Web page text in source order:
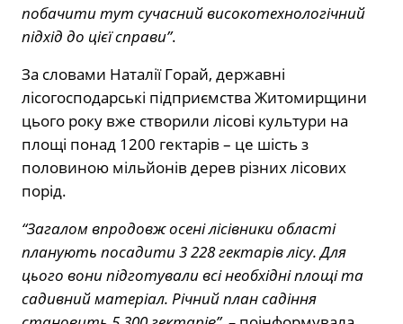
побачити тут сучасний високотехнологічний
підхід до цієї справи”.
За словами Наталії Горай, державні
лісогосподарські підприємства Житомирщини
цього року вже створили лісові культури на
площі понад 1200 гектарів – це шість з
половиною мільйонів дерев різних лісових
порід.
“Загалом впродовж осені лісівники області
планують посадити 3 228 гектарів лісу. Для
цього вони підготували всі необхідні площі та
садивний матеріал. Річний план садіння